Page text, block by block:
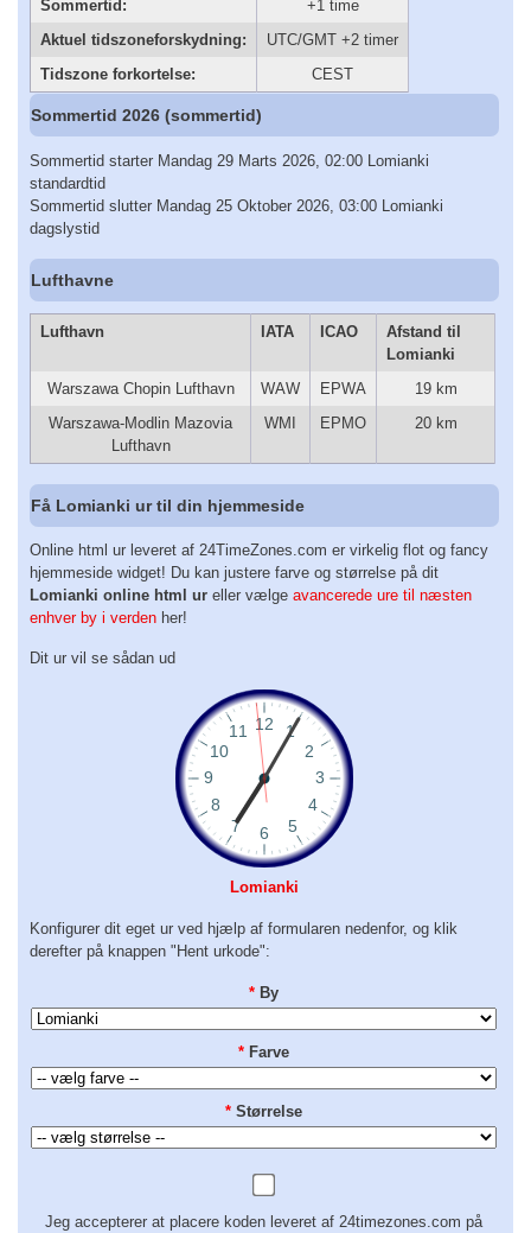
Sommertid:
+1 time
Aktuel tidszoneforskydning:
UTC/GMT +2 timer
Tidszone forkortelse:
CEST
Sommertid 2026 (sommertid)
Sommertid starter Mandag 29 Marts 2026, 02:00 Lomianki
standardtid
Sommertid slutter Mandag 25 Oktober 2026, 03:00 Lomianki
dagslystid
Lufthavne
Lufthavn IATA ICAO
Afstand til
Lomianki
Warszawa Chopin Lufthavn
WAW EPWA
19 km
Warszawa-Modlin Mazovia
Lufthavn
WMI EPMO 20 km
Få Lomianki ur til din hjemmeside
Online html ur leveret af 24TimeZones.com er virkelig flot og fancy
hjemmeside widget! Du kan justere farve og størrelse på dit
Lomianki online html ur eller vælge avancerede ure til næsten
enhver by i verden her!
Dit ur vil se sådan ud
Lomianki
Konfigurer dit eget ur ved hjælp af formularen nedenfor, og klik
derefter på knappen "Hent urkode":
* By
* Farve
* Størrelse
Jeg accepterer at placere koden leveret af 24timezones.com på